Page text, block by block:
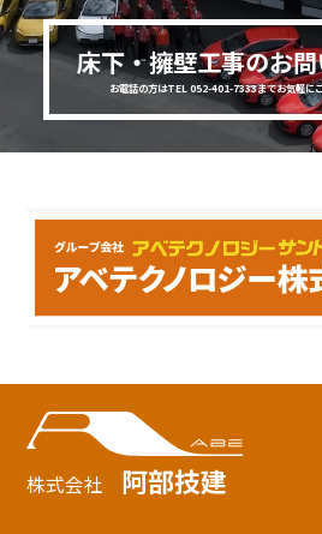
床下・擁壁工事のお
お電話の方はTEL 052-401-7333までお気軽に
株式会社 阿部技建